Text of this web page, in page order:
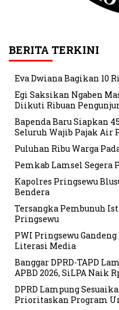
BERITA TERKINI
Eva Dwiana Bagikan 10
Egi Saksikan Ngaben
Diikuti Ribuan
Bapenda Baru Siapkan
Seluruh Wajib Pajak Air
Puluhan Ribu Warga
Pemkab Lamsel Segera
Kapolres Pringsewu
Bendera
Tersangka Pembunuh
Pringsewu
PWI Pringsewu
Literasi Media
Banggar DPRD-TAPD
APBD 2026, SiLPA Naik
DPRD Lampung
Prioritaskan Program